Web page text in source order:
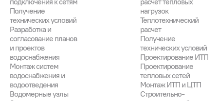
Получение
технических условий
Разработка и
согласование планов
и проектов
водоснабжения
Монтаж систем
водоснабжения и
водоотведения
Водомерные узлы
нагрузок
Теплотехнический
расчет
Получение
технических условий
Проектирование ИТП
Проектирование
тепловых сетей
Монтаж ИТП и ЦТП
Строительно-